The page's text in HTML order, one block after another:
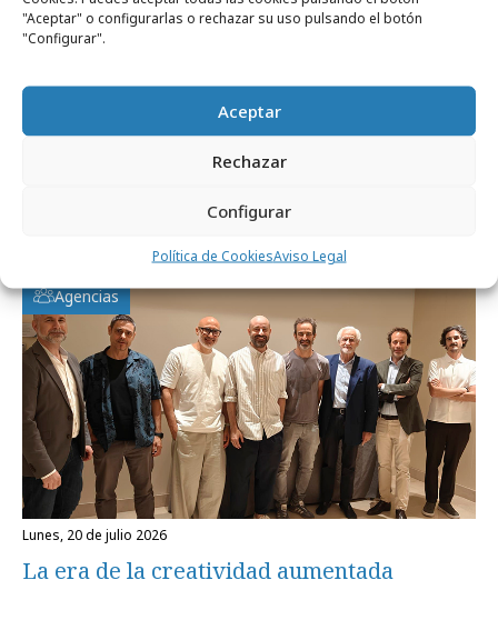
"Aceptar" o configurarlas o rechazar su uso pulsando el botón
"Configurar".
Aceptar
Rechazar
Configurar
Política de CookiesAviso Legal
directamente dentro de ellas
Agencias
lunes, 20 de julio 2026
La era de la creatividad aumentada